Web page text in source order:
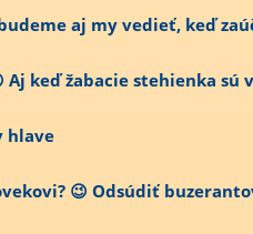
aj my vedieť, keď
Aj keď žabacie stehienka sú
hlave
😉 Odsúdiť